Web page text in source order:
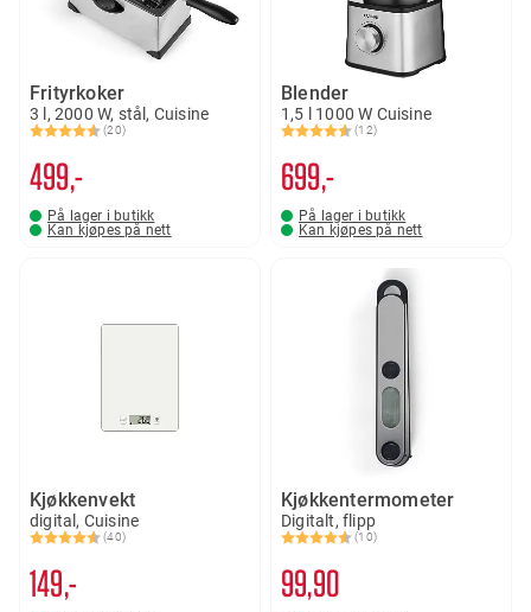
Frityrkoker
3 l, 2000 W, stål, Cuisine
Karakter:
(20)
4.8 av 5 mulige
499,-
På lager i butikk
Kan kjøpes på nett
Blender
1,5 l 1000 W Cuisine
Karakter:
(12)
4.6 av 5 mulige
699,-
På lager i butikk
Kan kjøpes på nett
Kjøkkenvekt
digital, Cuisine
Karakter:
(40)
4.7 av 5 mulige
149,-
Kjøkkentermometer
Digitalt, flipp
Karakter:
(10)
4.3 av 5 mulige
99 90